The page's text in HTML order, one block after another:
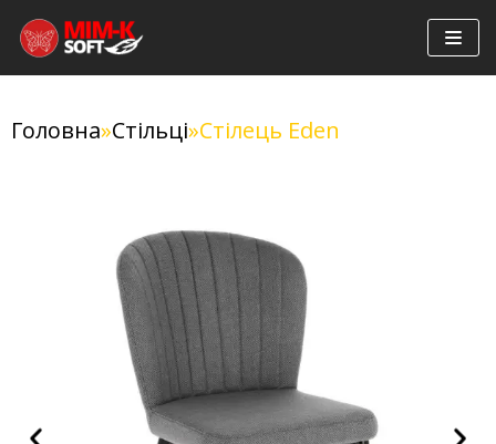
Перейти
до
вмісту
Головна»Стільці»Стілець Eden